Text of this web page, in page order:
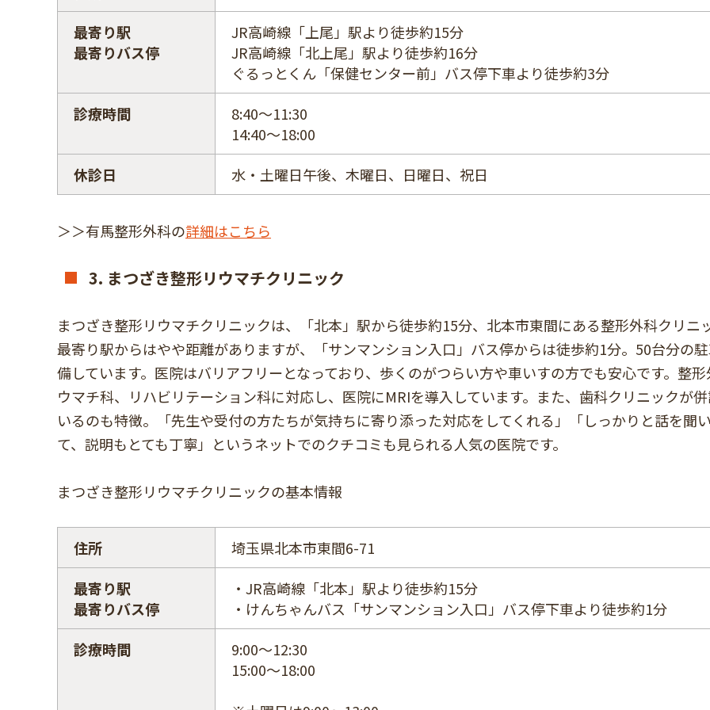
最寄り駅
最寄りバス停
JR高崎線「上尾」駅より徒歩約15分
JR高崎線「北上尾」駅より徒歩約16分
ぐるっとくん「保健センター前」バス停下車より徒歩約3分
診療時間
8:40～11:30
14:40～18:00
休診日
水・土曜日午後、木曜日、日曜日、祝日
＞＞有馬整形外科の詳細はこちら
3. まつざき整形リウマチクリニック
まつざき整形リウマチクリニックは、「北本」駅から徒歩約15分、北本市東間にある整形外科クリニ
最寄り駅からはやや距離がありますが、「サンマンション入口」バス停からは徒歩約1分。50台分の
備しています。医院はバリアフリーとなっており、歩くのがつらい方や車いすの方でも安心です。整形
ウマチ科、リハビリテーション科に対応し、医院にMRIを導入しています。また、歯科クリニックが
いるのも特徴。「先生や受付の方たちが気持ちに寄り添った対応をしてくれる」「しっかりと話を聞
て、説明もとても丁寧」というネットでのクチコミも見られる人気の医院です。
まつざき整形リウマチクリニックの基本情報
住所
埼玉県北本市東間6-71
最寄り駅
最寄りバス停
・JR高崎線「北本」駅より徒歩約15分
・けんちゃんバス「サンマンション入口」バス停下車より徒歩約1分
診療時間
9:00～12:30
15:00～18:00